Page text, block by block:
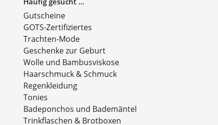
Gutscheine
GOTS-Zertifiziertes
Trachten-Mode
Geschenke zur Geburt
Wolle und Bambusviskose
Haarschmuck & Schmuck
Regenkleidung
Tonies
Badeponchos und Bademäntel
Trinkflaschen & Brotboxen